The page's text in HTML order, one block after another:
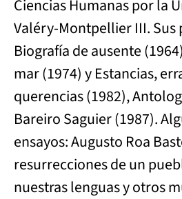
Ciencias Humanas por la
Valéry-Montpellier III. Sus
Biografía de ausente
mar (1974) y Estancias,
querencias (1982),
Bareiro Saguier (1987).
ensayos: Augusto Roa
resurrecciones de un
nuestras lenguas y otros